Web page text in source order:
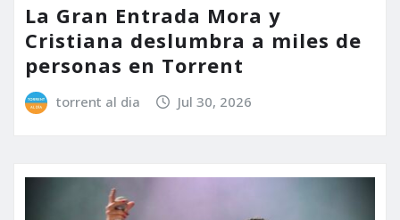
La Gran Entrada Mora y
Cristiana deslumbra a miles de
personas en Torrent
torrent al dia Jul 30, 2026